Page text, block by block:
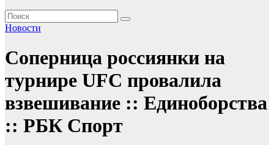
Новости
Соперница россиянки на
турнире UFC провалила
взвешивание :: Единоборства
:: РБК Спорт